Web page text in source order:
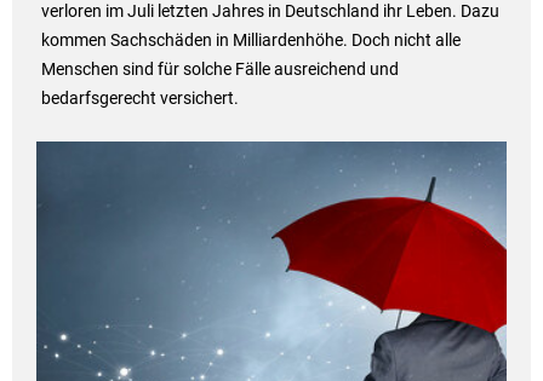
verloren im Juli letzten Jahres in Deutschland ihr Leben. Dazu
kommen Sachschäden in Milliardenhöhe. Doch nicht alle
Menschen sind für solche Fälle ausreichend und
bedarfsgerecht versichert.